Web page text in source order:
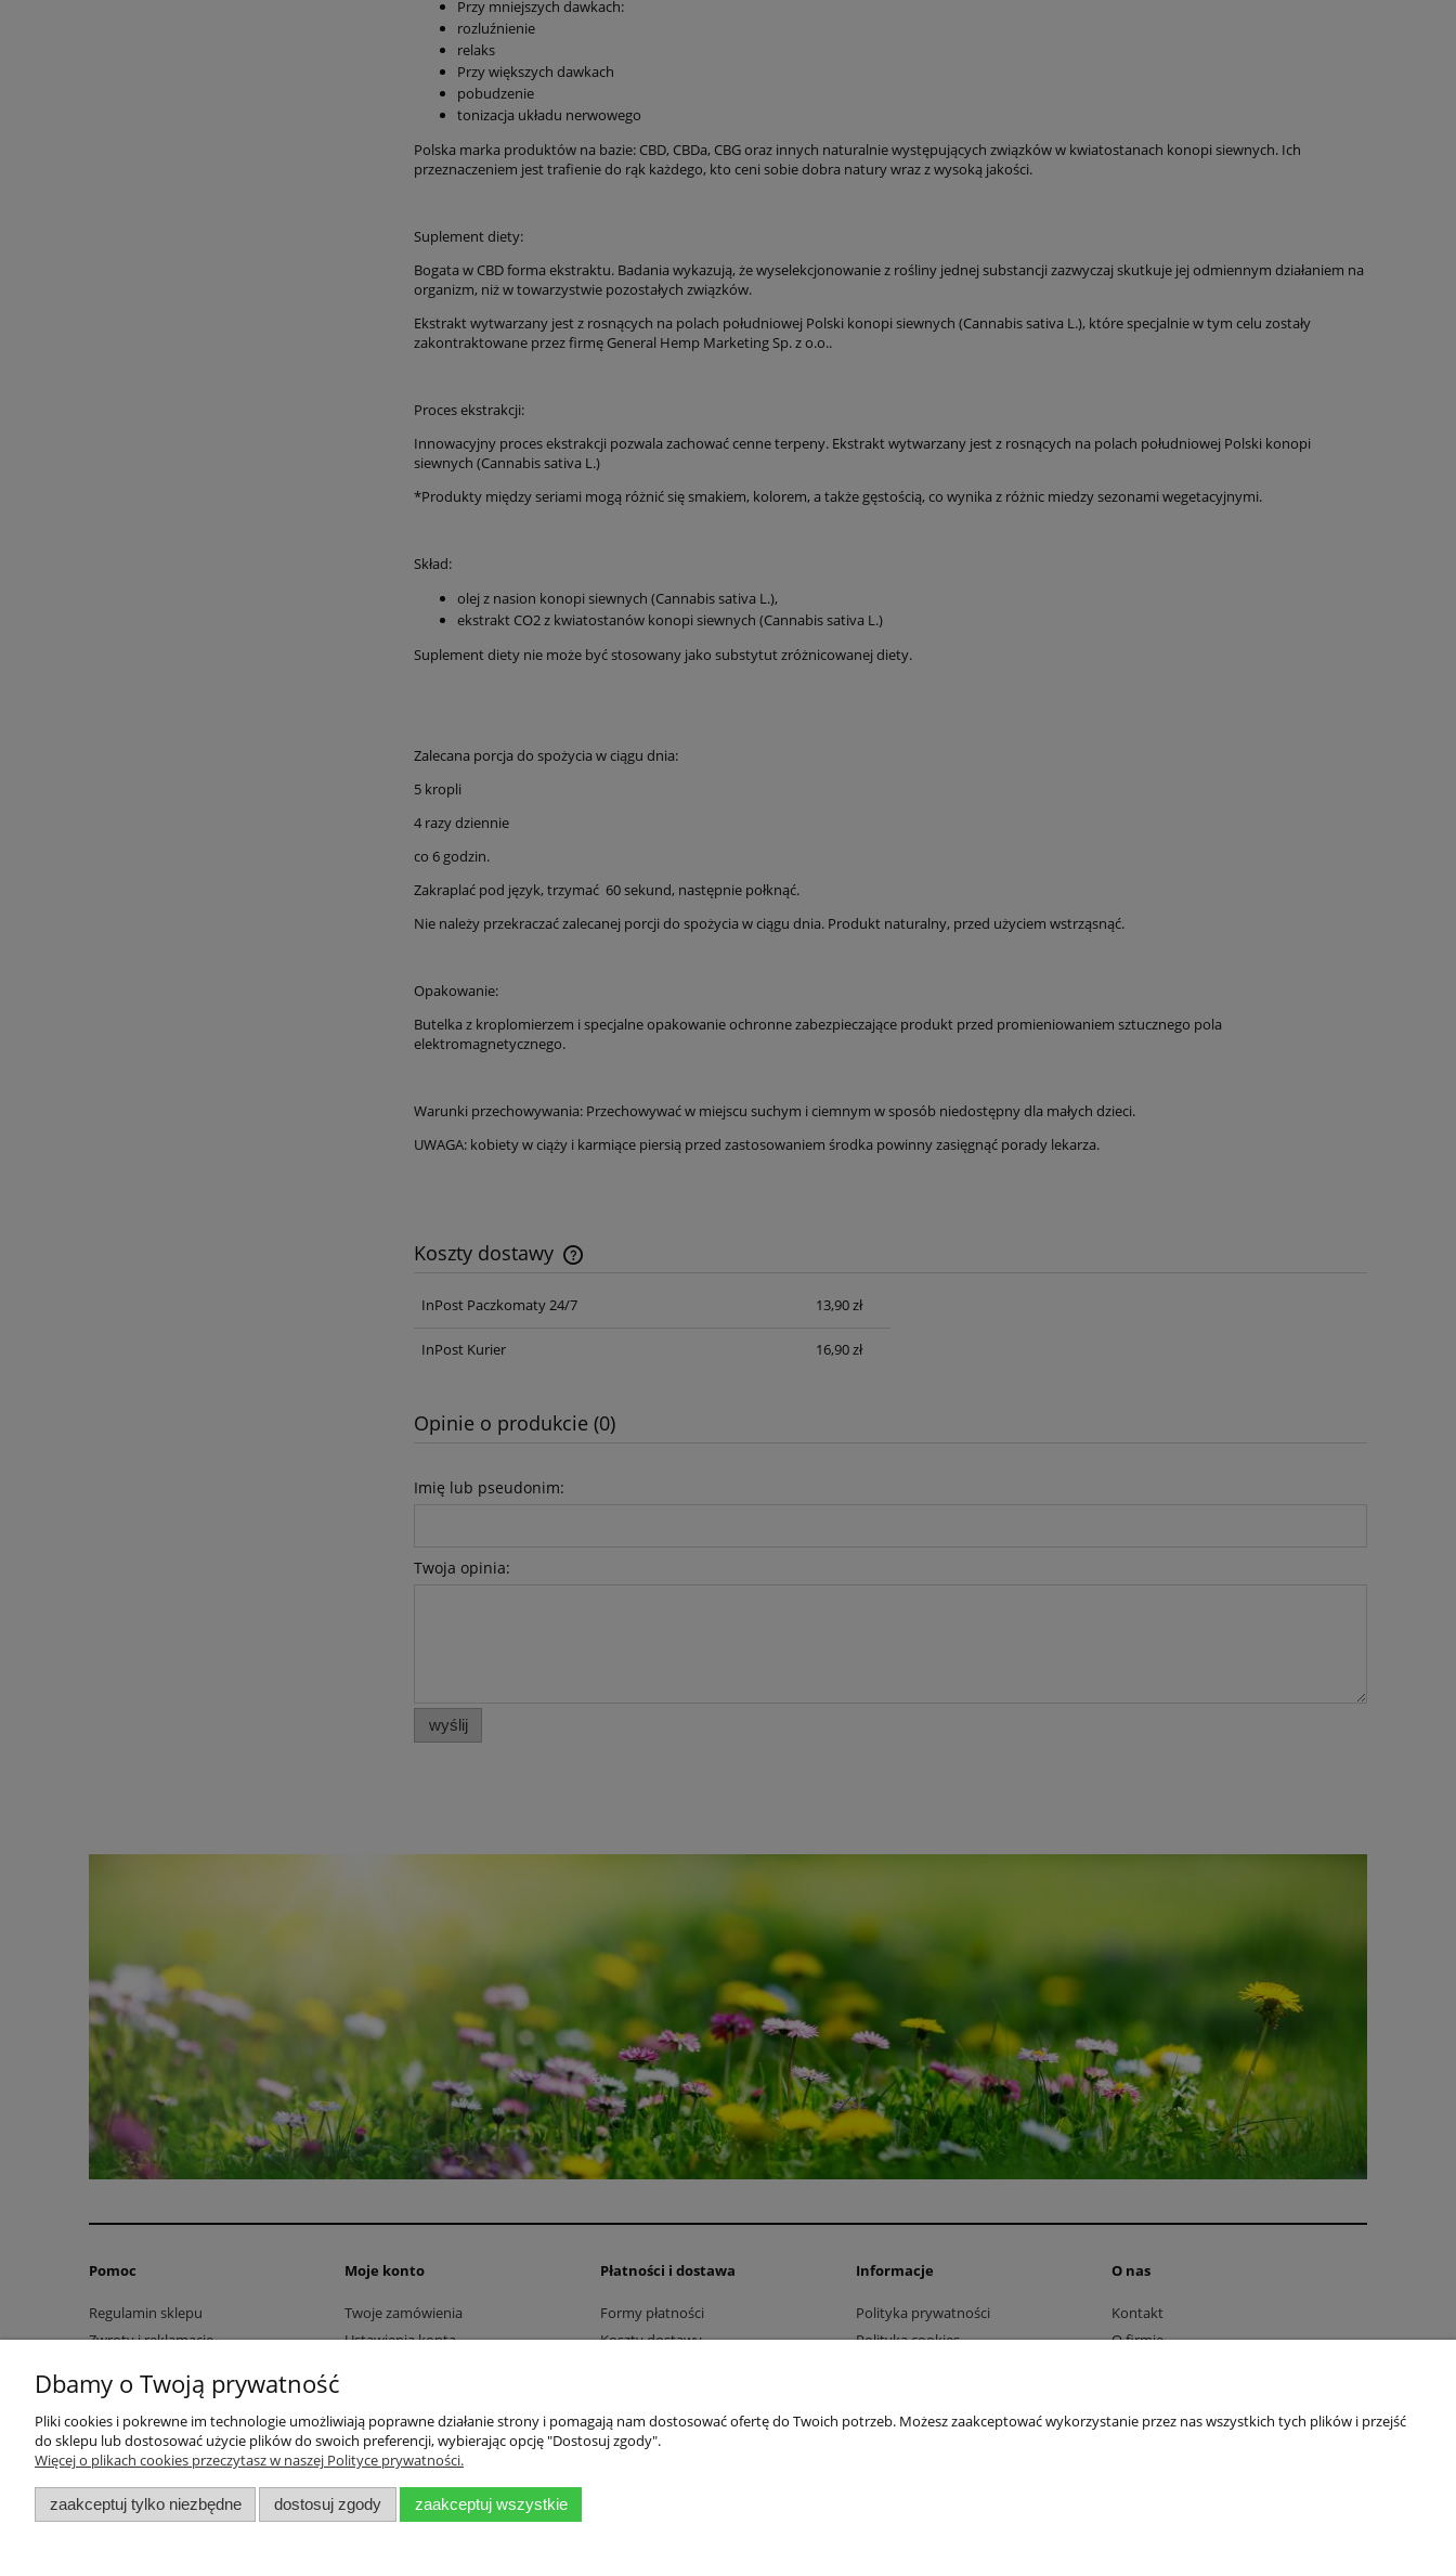
Przy mniejszych dawkach:
rozluźnienie
relaks
Przy większych dawkach
pobudzenie
tonizacja układu nerwowego
Polska marka produktów na bazie: CBD, CBDa, CBG oraz innych naturalnie występujących związków w kwiatostanach konopi siewnych. Ich
przeznaczeniem jest trafienie do rąk każdego, kto ceni sobie dobra natury wraz z wysoką jakości.
Suplement diety:
Bogata w CBD forma ekstraktu. Badania wykazują, że wyselekcjonowanie z rośliny jednej substancji zazwyczaj skutkuje jej odmiennym działaniem na
organizm, niż w towarzystwie pozostałych związków.
Ekstrakt wytwarzany jest z rosnących na polach południowej Polski konopi siewnych (Cannabis sativa L.), które specjalnie w tym celu zostały
zakontraktowane przez firmę General Hemp Marketing Sp. z o.o..
Proces ekstrakcji:
Innowacyjny proces ekstrakcji pozwala zachować cenne terpeny. Ekstrakt wytwarzany jest z rosnących na polach południowej Polski konopi
siewnych (Cannabis sativa L.)
*Produkty między seriami mogą różnić się smakiem, kolorem, a także gęstością, co wynika z różnic miedzy sezonami wegetacyjnymi.
Skład:
olej z nasion konopi siewnych (Cannabis sativa L.),
ekstrakt CO2 z kwiatostanów konopi siewnych (Cannabis sativa L.)
Suplement diety nie może być stosowany jako substytut zróżnicowanej diety.
Zalecana porcja do spożycia w ciągu dnia:
5 kropli
4 razy dziennie
co 6 godzin.
Zakraplać pod język, trzymać 60 sekund, następnie połknąć.
Nie należy przekraczać zalecanej porcji do spożycia w ciągu dnia. Produkt naturalny, przed użyciem wstrząsnąć.
Opakowanie:
Butelka z kroplomierzem i specjalne opakowanie ochronne zabezpieczające produkt przed promieniowaniem sztucznego pola
elektromagnetycznego.
Warunki przechowywania: Przechowywać w miejscu suchym i ciemnym w sposób niedostępny dla małych dzieci.
UWAGA: kobiety w ciąży i karmiące piersią przed zastosowaniem środka powinny zasięgnąć porady lekarza.
Koszty dostawy
Cena nie zawiera ewentualnych kosztów
InPost Paczkomaty 24/7 13,90 zł
InPost Kurier 16,90 zł
Opinie o produkcie (0)
Imię lub pseudonim:
Twoja opinia:
wyślij
Pomoc
Regulamin sklepu
Zwroty i reklamacje
Moje konto
Twoje zamówienia
Ustawienia konta
Płatności i dostawa
Formy płatności
Koszty dostawy
Informacje
Polityka prywatności
Polityka cookies
O nas
Kontakt
O firmie
Nowodworska 25/409
03-133 Warszawa
Dbamy o Twoją prywatność
Pliki cookies i pokrewne im technologie umożliwiają poprawne działanie strony i pomagają nam dostosować ofertę do Twoich potrzeb. Możesz zaakceptować wykorzystanie przez nas wszystkich tych plików i przejść
do sklepu lub dostosować użycie plików do swoich preferencji, wybierając opcję "Dostosuj zgody".
Więcej o plikach cookies przeczytasz w naszej Polityce prywatności.
zaakceptuj tylko niezbędne dostosuj zgody zaakceptuj wszystkie